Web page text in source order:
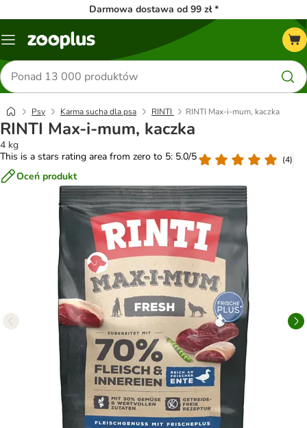
Darmowa dostawa od 99 zł *
Menu
Szukaj
produktów
Psy Karma sucha dla psa RINTI RINTI Max-i-mum, kaczka
RINTI Max-i-mum, kaczka
4 kg
This is a stars rating area from zero to 5: 5.0/5
(4)
Oceń produkt